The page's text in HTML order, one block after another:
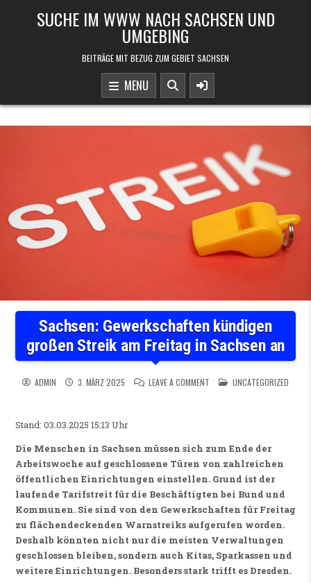
SUCHE IM WWW NACH SACHSEN UND
UMGEBING
BEITRÄGE MIT BEZUG ZUM GEBIET SACHSEN
MENU
Sachsen: Gewerkschaften kündigen
großen Streik am Freitag in Sachsen an
ADMIN 3. MÄRZ 2025 LEAVE A COMMENT ON SACHSEN:
POSTED IN
UNCATEGORIZED
Stand: 03.03.2025 15:13 Uhr
Die Menschen in Sachsen müssen sich zum Ende der
Arbeitswoche auf geschlossene Türen von zahlreichen
öffentlichen Einrichtungen einstellen. Grund ist der
laufende Tarifstreit für die Beschäftigten bei Bund und
Kommunen. Sie sind von den Gewerkschaften für Freitag
zu flächendeckenden Warnstreiks aufgerufen worden.
Deshalb könnten nicht nur die meisten Verwaltungen
geschlossen bleiben, sondern auch Kitas, Sparkassen und
weitere Einrichtungen. Besonders stark trifft es Dresden.